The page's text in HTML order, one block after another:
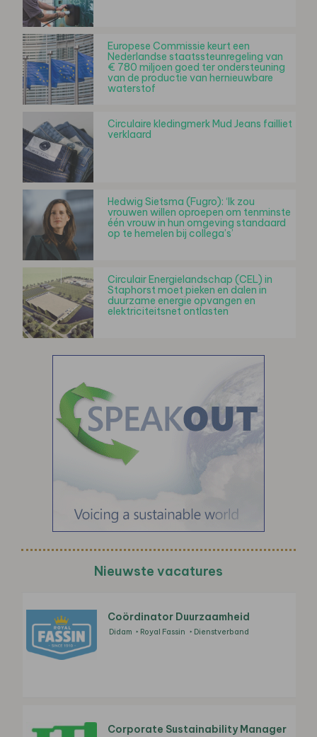
Europese Commissie keurt een
Nederlandse staatssteunregeling van
€ 780 miljoen goed ter ondersteuning
van de productie van hernieuwbare
waterstof
Circulaire kledingmerk Mud Jeans failliet
verklaard
Hedwig Sietsma (Fugro): ‘Ik zou
vrouwen willen oproepen om tenminste
één vrouw in hun omgeving standaard
op te hemelen bij collega’s’
Circulair Energielandschap (CEL) in
Staphorst moet pieken en dalen in
duurzame energie opvangen en
elektriciteitsnet ontlasten
Nieuwste vacatures
Coördinator Duurzaamheid
Didam Royal Fassin Dienstverband
Corporate Sustainability Manager